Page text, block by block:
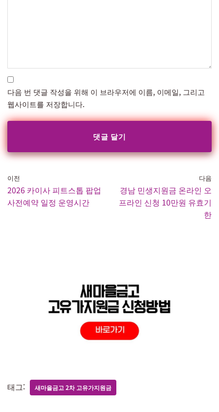
다음 번 댓글 작성을 위해 이 브라우저에 이름, 이메일, 그리고
웹사이트를 저장합니다.
이전
2026 카이사 피트스톱 팝업
사전예약 일정 운영시간
다음
경남 민생지원금 온라인 오
프라인 신청 10만원 유효기
한
태그: 새마을금고 2차 고유가지원금